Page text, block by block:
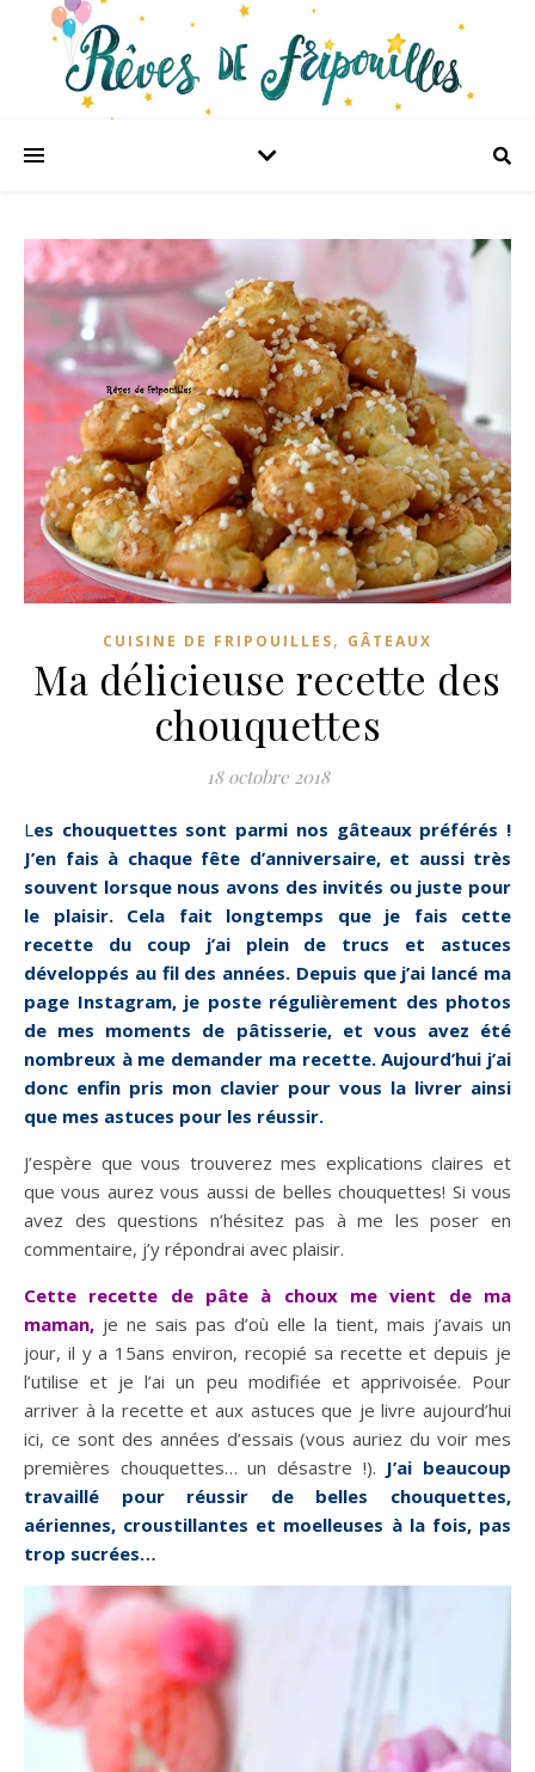
CUISINE DE FRIPOUILLES, GÂTEAUX
Ma délicieuse recette des
chouquettes
18 octobre 2018
Les chouquettes sont parmi nos gâteaux préférés !
J’en fais à chaque fête d’anniversaire, et aussi très
souvent lorsque nous avons des invités ou juste pour
le plaisir. Cela fait longtemps que je fais cette
recette du coup j’ai plein de trucs et astuces
développés au fil des années. Depuis que j’ai lancé ma
page Instagram, je poste régulièrement des photos
de mes moments de pâtisserie, et vous avez été
nombreux à me demander ma recette. Aujourd’hui j’ai
donc enfin pris mon clavier pour vous la livrer ainsi
que mes astuces pour les réussir.
J’espère que vous trouverez mes explications claires et
que vous aurez vous aussi de belles chouquettes! Si vous
avez des questions n’hésitez pas à me les poser en
commentaire, j’y répondrai avec plaisir.
Cette recette de pâte à choux me vient de ma
maman, je ne sais pas d’où elle la tient, mais j’avais un
jour, il y a 15ans environ, recopié sa recette et depuis je
l’utilise et je l’ai un peu modifiée et apprivoisée. Pour
arriver à la recette et aux astuces que je livre aujourd’hui
ici, ce sont des années d’essais (vous auriez du voir mes
premières chouquettes… un désastre !). J’ai beaucoup
travaillé pour réussir de belles chouquettes,
aériennes, croustillantes et moelleuses à la fois, pas
trop sucrées…